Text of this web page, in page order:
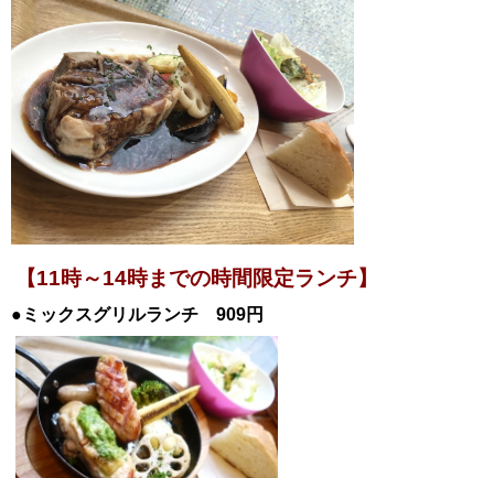
【11時～14時までの時間限定ランチ】
●ミックスグリルランチ 909円